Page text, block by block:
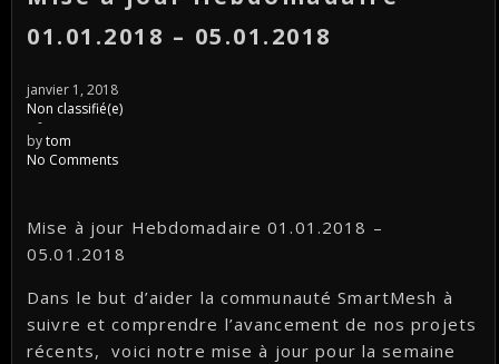
01.01.2018 – 05.01.2018
janvier 1, 2018
Non classifié(e)
-
bytom
No Comments
Mise à jour Hebdomadaire 01.01.2018 –
05.01.2018
Dans le but d’aider la communauté SmartMesh à
suivre et comprendre l’avancement de nos projets
récents, voici notre mise à jour pour la semaine